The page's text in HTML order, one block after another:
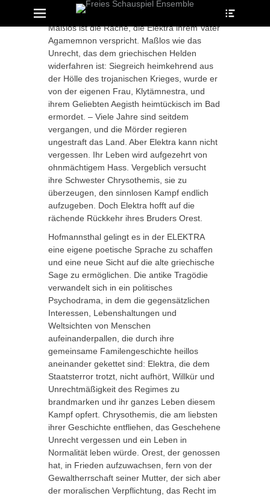
Erstes Menü
Inhalt:
Maßlos ist die Rache, die Elektra ihrem Vater
Agamemnon verspricht. Maßlos wie das
Unrecht, das dem griechischen Helden
widerfahren ist: Siegreich heimkehrend aus
der Hölle des trojanischen Krieges, wurde er
von der eigenen Frau, Klytämnestra, und
ihrem Geliebten Aegisth heimtückisch im Bad
ermordet. – Viele Jahre sind seitdem
vergangen, und die Mörder regieren
ungestraft das Land. Aber Elektra kann nicht
vergessen. Ihr Leben wird aufgezehrt von
ohnmächtigem Hass. Vergeblich versucht
ihre Schwester Chrysothemis, sie zu
überzeugen, den sinnlosen Kampf endlich
aufzugeben. Doch Elektra hofft auf die
rächende Rückkehr ihres Bruders Orest.
Hofmannsthal gelingt es in der ELEKTRA
eine eigene poetische Sprache zu schaffen
und eine neue Sicht auf die alte griechische
Sage zu ermöglichen. Die antike Tragödie
verwandelt sich in ein politisches
Psychodrama, in dem die gegensätzlichen
Interessen, Lebenshaltungen und
Weltsichten von Menschen
aufeinanderpallen, die durch ihre
gemeinsame Familengeschichte heillos
aneinander gekettet sind: Elektra, die dem
Staatsterror trotzt, nicht aufhört, Willkür und
Unrechtmäßigkeit des Regimes zu
brandmarken und ihr ganzes Leben diesem
Kampf opfert. Chrysothemis, die am liebsten
ihrer Geschichte entfliehen, das Geschehene
Unrecht vergessen und ein Leben in
Normalität leben würde. Orest, der genossen
hat, in Frieden aufzuwachsen, fern von der
Gewaltherrschaft seiner Mutter, der sich aber
der moralischen Verpflichtung, das Recht im